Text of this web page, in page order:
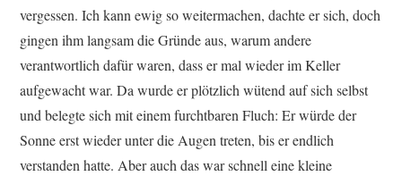
vergessen. Ich kann ewig so weitermachen, dachte er sich, doch
gingen ihm langsam die Gründe aus, warum andere
verantwortlich dafür waren, dass er mal wieder im Keller
aufgewacht war. Da wurde er plötzlich wütend auf sich selbst
und belegte sich mit einem furchtbaren Fluch: Er würde der
Sonne erst wieder unter die Augen treten, bis er endlich
verstanden hatte. Aber auch das war schnell eine kleine